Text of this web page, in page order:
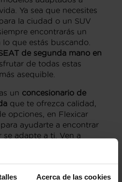
Acerca de las cookies
Ya sea que necesites
la ciudad o un SUV
encontrarás un
lo que estás buscando.
de segunda mano en
de todas estas
asequible.
un concesionario de
que te ofrezca calidad,
opciones, en Flexicar
ayudarte a encontrar
adapte a ti. Ven a
todas las ventajas que te